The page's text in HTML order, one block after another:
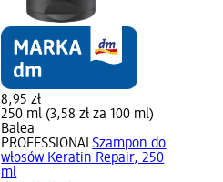
8,95 zł
250 ml (3,58 zł za 100 ml)
Balea
PROFESSIONALSzampon do
włosów Keratin Repair, 250
ml